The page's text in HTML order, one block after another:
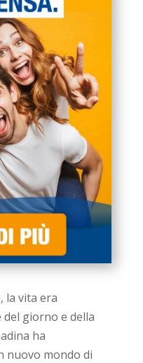
la vita era
giorno e della
ha
nuovo mondo di